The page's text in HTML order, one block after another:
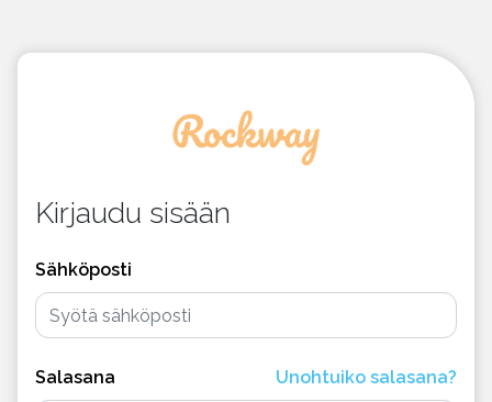
Kirjaudu sisään
Sähköposti
Salasana Unohtuiko salasana?